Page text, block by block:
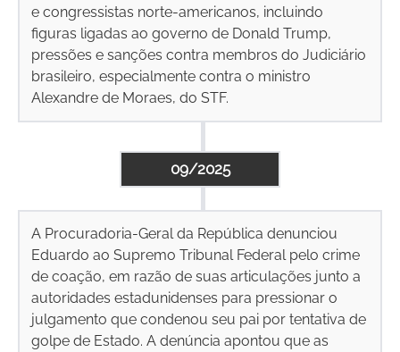
e congressistas norte-americanos, incluindo
figuras ligadas ao governo de Donald Trump,
pressões e sanções contra membros do Judiciário
brasileiro, especialmente contra o ministro
Alexandre de Moraes, do STF.
09/2025
A Procuradoria-Geral da República denunciou
Eduardo ao Supremo Tribunal Federal pelo crime
de coação, em razão de suas articulações junto a
autoridades estadunidenses para pressionar o
julgamento que condenou seu pai por tentativa de
golpe de Estado. A denúncia apontou que as